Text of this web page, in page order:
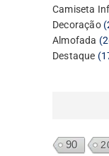
Camiseta
Decoração
Almofada
Destaque
90